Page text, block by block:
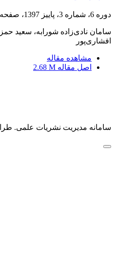
دوره 6، شماره 3، پاییز 1397، صفحه
سامان نادی‌زاده شورابه، سعید
افشاری‌پور
مشاهده مقاله
اصل مقاله 2.68 M
سامانه مدیریت نشریات علمی.